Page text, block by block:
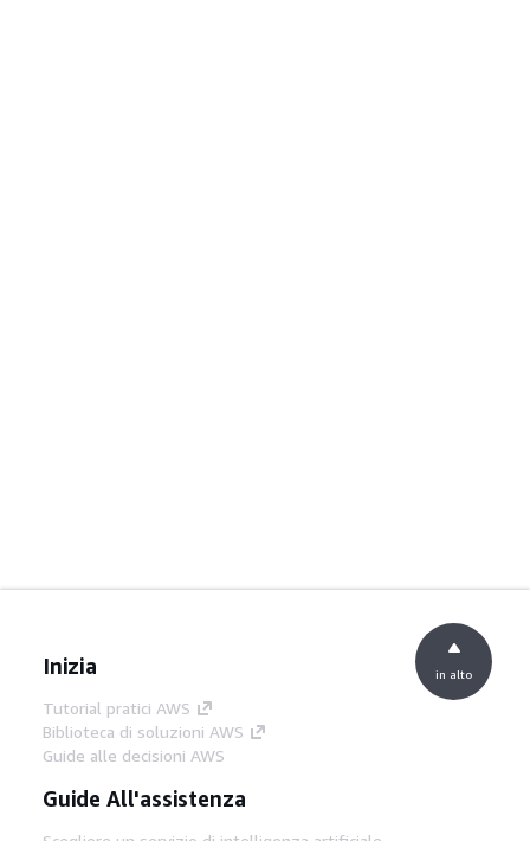
Inizia
Tutorial pratici AWS
Biblioteca di soluzioni AWS
Guide alle decisioni AWS
Guide All'assistenza
in alto